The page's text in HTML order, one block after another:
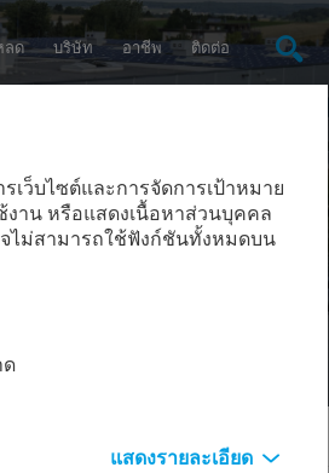
ว็บไซต์และการจัดการเป้าหมาย
งาน หรือแสดงเนื้อหาส่วนบุคคล
ไม่สามารถใช้ฟังก์ชันทั้งหมดบน
ด
แสดงรายละเอียด
ลด บริษัท อาชีพ ติดต่อ